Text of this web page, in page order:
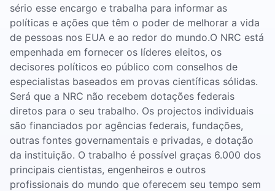
sério esse encargo e trabalha para informar as
políticas e ações que têm o poder de melhorar a vida
de pessoas nos EUA e ao redor do mundo.O NRC está
empenhada em fornecer os líderes eleitos, os
decisores políticos eo público com conselhos de
especialistas baseados em provas científicas sólidas.
Será que a NRC não recebem dotações federais
diretos para o seu trabalho. Os projectos individuais
são financiados por agências federais, fundações,
outras fontes governamentais e privadas, e dotação
da instituição. O trabalho é possível graças 6.000 dos
principais cientistas, engenheiros e outros
profissionais do mundo que oferecem seu tempo sem